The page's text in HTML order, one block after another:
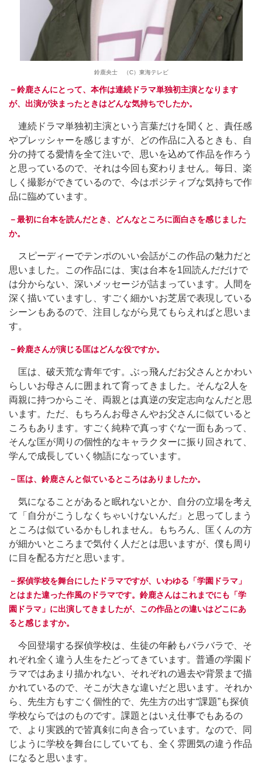
鈴鹿央士 （C）東海テレビ
－鈴鹿さんにとって、本作は連続ドラマ単独初主演となります
が、出演が決まったときはどんな気持ちでしたか。
連続ドラマ単独初主演という言葉だけを聞くと、責任感
やプレッシャーを感じますが、どの作品に入るときも、自
分の持てる愛情を全て注いで、思いを込めて作品を作ろう
と思っているので、それは今回も変わりません。毎日、楽
しく撮影ができているので、今はポジティブな気持ちで作
品に臨めています。
－最初に台本を読んだとき、どんなところに面白さを感じました
か。
スピーディーでテンポのいい会話がこの作品の魅力だと
思いました。この作品には、実は台本を1回読んだだけで
は分からない、深いメッセージが詰まっています。人間を
深く描いていますし、すごく細かいお芝居で表現している
シーンもあるので、注目しながら見てもらえればと思いま
す。
－鈴鹿さんが演じる匡はどんな役ですか。
匡は、破天荒な青年です。ぶっ飛んだお父さんとかわい
らしいお母さんに囲まれて育ってきました。そんな2人を
両親に持つからこそ、両親とは真逆の安定志向なんだと思
います。ただ、もちろんお母さんやお父さんに似ていると
ころもあります。すごく純粋で真っすぐな一面もあって、
そんな匡が周りの個性的なキャラクターに振り回されて、
学んで成長していく物語になっています。
－匡は、鈴鹿さんと似ているところはありましたか。
気になることがあると眠れないとか、自分の立場を考え
て「自分がこうしなくちゃいけないんだ」と思ってしまう
ところは似ているかもしれません。もちろん、匡くんの方
が細かいところまで気付く人だとは思いますが、僕も周り
に目を配る方だと思います。
－探偵学校を舞台にしたドラマですが、いわゆる「学園ドラマ」
とはまた違った作風のドラマです。鈴鹿さんはこれまでにも「学
園ドラマ」に出演してきましたが、この作品との違いはどこにあ
ると感じますか。
今回登場する探偵学校は、生徒の年齢もバラバラで、そ
れぞれ全く違う人生をたどってきています。普通の学園ド
ラマではあまり描かれない、それぞれの過去や背景まで描
かれているので、そこが大きな違いだと思います。それか
ら、先生方もすごく個性的で、先生方の出す“課題”も探偵
学校ならではのものです。課題とはいえ仕事でもあるの
で、より実践的で皆真剣に向き合っています。なので、同
じように学校を舞台にしていても、全く雰囲気の違う作品
になると思います。